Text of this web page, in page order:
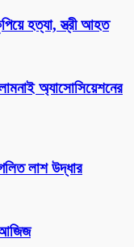
হত্যা, স্ত্রী আহত
অ্যাসোসিয়েশনের
লাশ উদ্ধার
আজিজ